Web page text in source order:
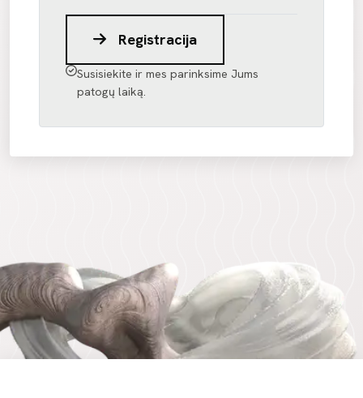
Registracija
Susisiekite ir mes parinksime Jums
patogų laiką.